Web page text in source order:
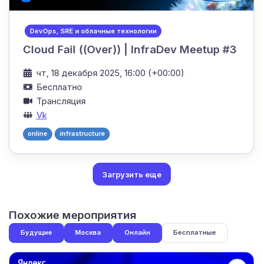
DevOps, SRE и облачные технологии
Cloud Fail ((Over)) | InfraDev Meetup #3
чт, 18 декабря 2025, 16:00 (+00:00)
Бесплатно
Трансляция
Vk
online infrastructure
Загрузить еще
Похожие мероприятия
Будущие Москва Онлайн Бесплатные